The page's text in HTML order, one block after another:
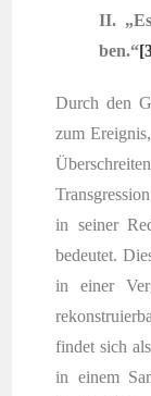
II.
ben.“
Durch den
zum
in sei­ner
bedeu­tet.
in einer
fin­det sich
in einem